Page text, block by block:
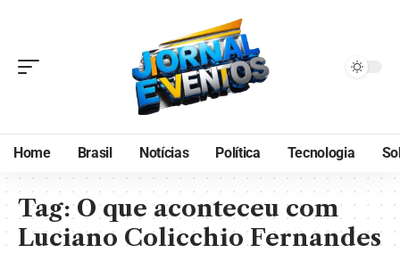
Home Brasil Notícias Política Tecnologia
Tag:O que aconteceu com
Luciano Colicchio Fernandes